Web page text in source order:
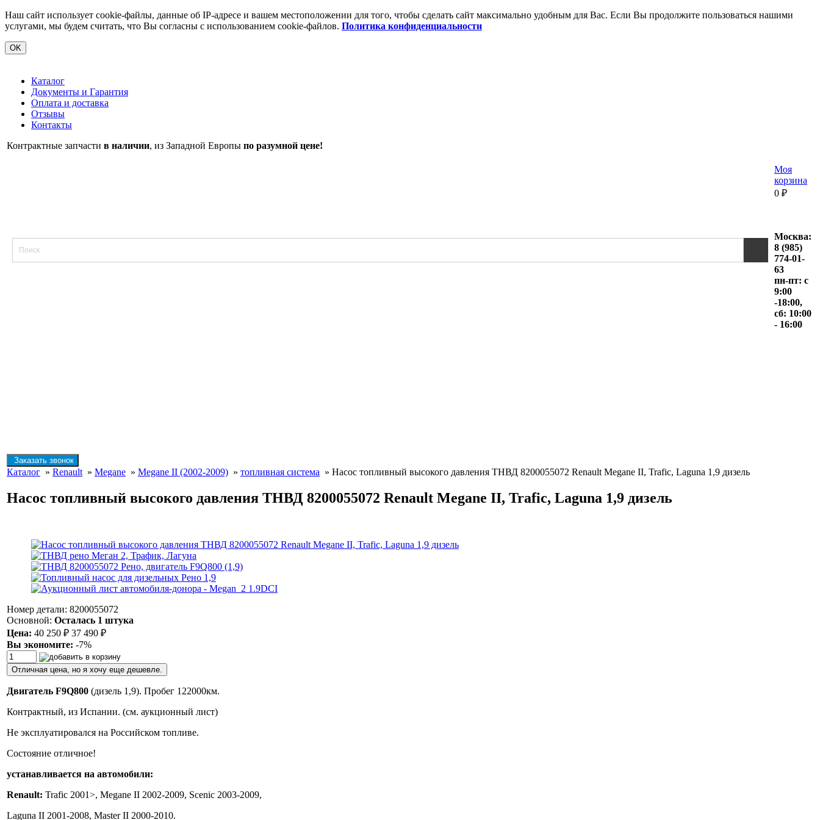
Наш сайт использует cookie-файлы, данные об IP-адресе и вашем местоположении для того, чтобы сделать сайт максимально удобным для Вас. Если Вы продолжите пользоваться нашими
услугами, мы будем считать, что Вы согласны с использованием cookie-файлов. Политика конфиденциальности
OK
Каталог
Документы и Гарантия
Оплата и доставка
Отзывы
Контакты
Контрактные запчасти в наличии, из Западной Европы по разумной цене!
Моя
корзина
0 ₽
Москва:
8 (985)
774-01-
63
пн-пт: с
9:00
-18:00,
сб: 10:00
- 16:00
Заказать звонок
Каталог » Renault » Megane » Megane II (2002-2009) » топливная система » Насос топливный высокого давления ТНВД 8200055072 Renault Megane II, Trafic, Laguna 1,9 дизель
Насос топливный высокого давления ТНВД 8200055072 Renault Megane II, Trafic, Laguna 1,9 дизель
Номер детали: 8200055072
Основной: Осталась 1 штука
Цена: 40 250 ₽ 37 490 ₽
Вы экономите: -7%
Отличная цена, но я хочу еще дешевле.
Двигатель F9Q800 (дизель 1,9). Пробег 122000км.
Контрактный, из Испании. (см. аукционный лист)
Не эксплуатировался на Российском топливе.
Состояние отличное!
устанавливается на автомобили:
Renault: Trafic 2001>, Megane II 2002-2009, Scenic 2003-2009,
Laguna II 2001-2008, Master II 2000-2010.